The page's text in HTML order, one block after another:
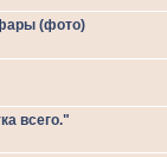
(фото)
всего."